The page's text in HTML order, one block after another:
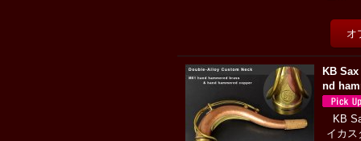
KB
nd
KB
イカ